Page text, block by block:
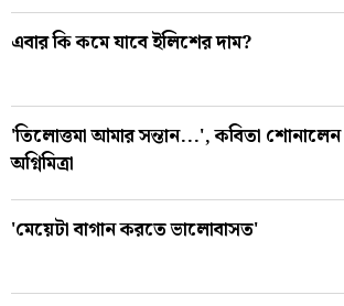
এবার কি কমে যাবে ইলিশের দাম?
'তিলোত্তমা আমার সন্তান...', কবিতা শোনালেন
অগ্নিমিত্রা
'মেয়েটা বাগান করতে ভালোবাসত'